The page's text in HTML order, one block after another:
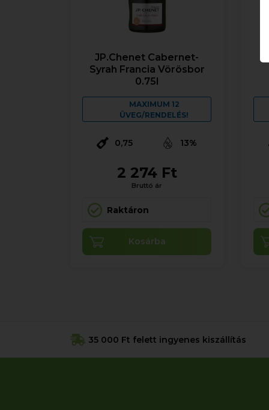
JP.Chenet Cabernet-
Syrah Francia Vörösbor
0.75l
MAXIMUM 12
ÜVEG/RENDELÉS!
0,75 13%
2 274 Ft
Bruttó ár
Raktáron
Kosárba
35 000 Ft felett ingyenes kiszállítás